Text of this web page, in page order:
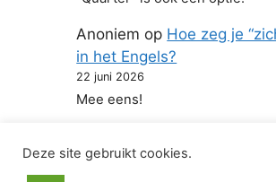
Anoniem op Hoe zeg je
in het Engels?
22 juni 2026
Mee eens!
Deze site gebruikt cookies.